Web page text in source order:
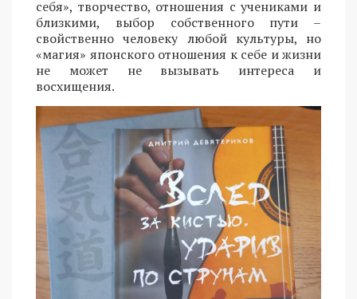
себя», творчество, отношения с учениками и
близкими, выбор собственного пути –
свойственно человеку любой культуры, но
«магия» японского отношения к себе и жизни
не может не вызывать интереса и
восхищения.